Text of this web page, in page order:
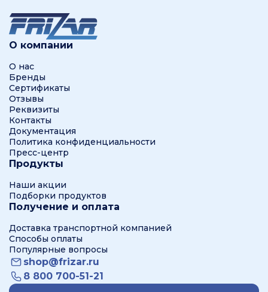
О компании
О нас
Бренды
Сертификаты
Отзывы
Реквизиты
Контакты
Документация
Политика конфиденциальности
Пресс-центр
Продукты
Наши акции
Подборки продуктов
Получение и оплата
Доставка транспортной компанией
Способы оплаты
Популярные вопросы
shop@frizar.ru
8 800 700-51-21